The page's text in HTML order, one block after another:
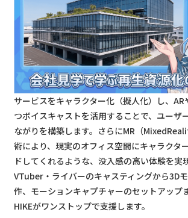
サービスをキャラクター化（擬人化）し、
つボイスキャストを活用することで、ユーザ
ながりを構築します。さらにMR（
術により、現実のオフィス空間にキャラクタ
ドしてくれるような、没入感の高い体験を実
VTuber・ライバーのキャスティングから3D
作、モーションキャプチャーのセットアップ
HIKEがワンストップで支援します。